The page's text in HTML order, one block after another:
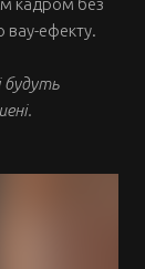
кадром без
вау-ефекту.
будуть